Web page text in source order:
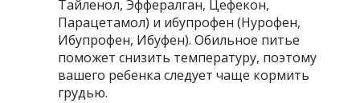
Тайленол, Эффералган, Цефекон,
Парацетамол) и ибупрофен (Нурофен,
Ибупрофен, Ибуфен). Обильное питье
поможет снизить температуру, поэтому
вашего ребенка следует чаще кормить
грудью.